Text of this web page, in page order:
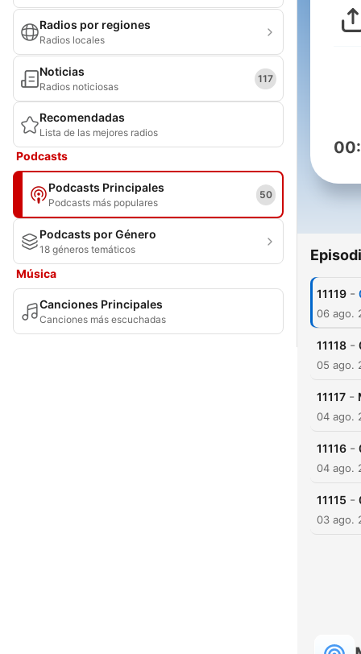
Radios por regiones
Radios locales
Noticias
Radios noticiosas
117
Recomendadas
Lista de las mejores radios
Podcasts
Podcasts Principales
Podcasts más populares
50
Podcasts por Género
18 géneros temáticos
Música
Canciones Principales
Canciones más escuchadas
11119 -
06 ago.
11118 -
05 ago.
11117 -
04 ago.
11116 -
04 ago.
11115 -
03 ago.